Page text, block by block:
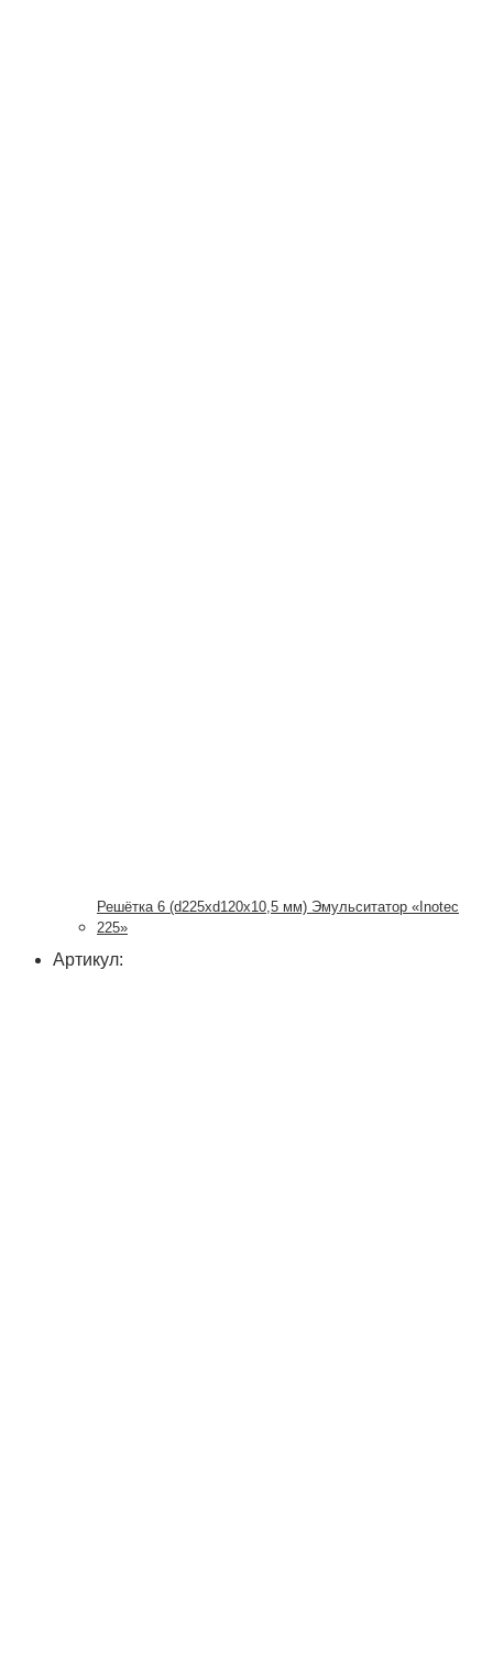
Решётка 6 (d225xd120x10,5 мм) Эмульситатор «Inotec
225»
Артикул: